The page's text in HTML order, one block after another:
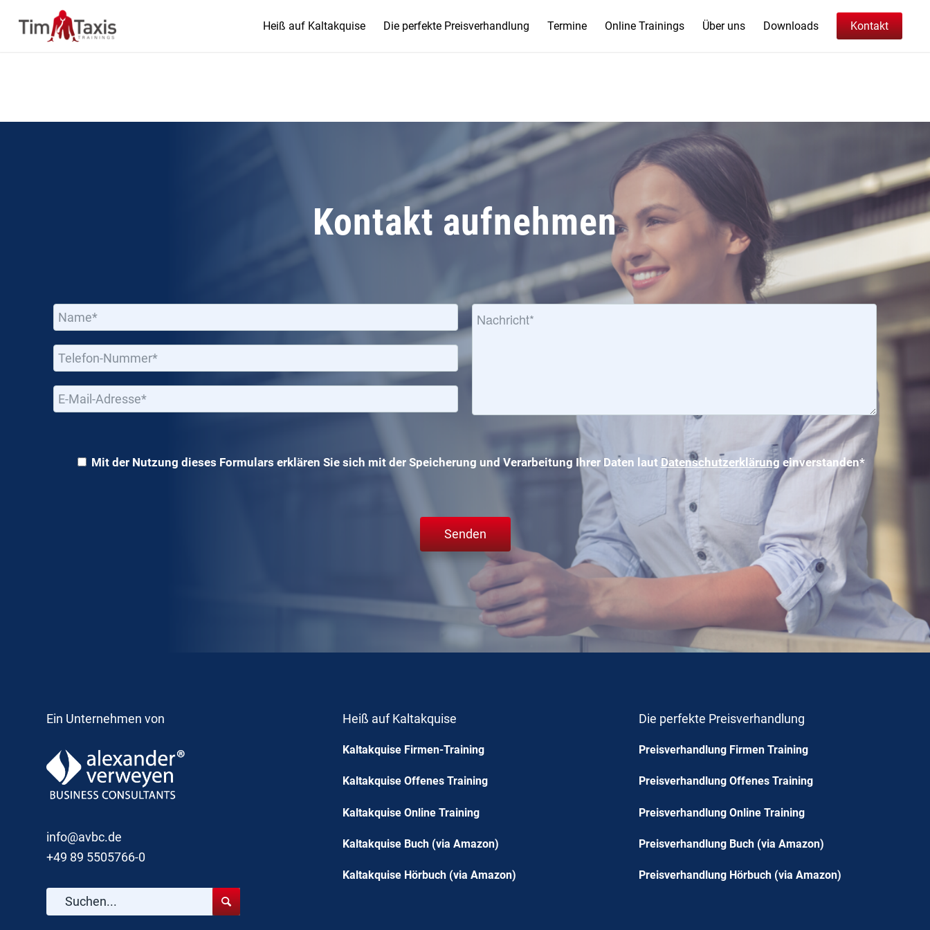
Heiß auf Kaltakquise Die perfekte Preisverhandlung Termine Online Trainings Über uns Downloads Kontakt
Kontakt aufnehmen
Bitte lassen Sie dieses Feld leer.
Mit der Nutzung dieses Formulars erklären Sie sich mit der Speicherung und Verarbeitung Ihrer Daten laut Datenschutzerklärung einverstanden*
Ein Unternehmen von
info@avbc.de
+49 89 5505766-0
Heiß auf Kaltakquise
Kaltakquise Firmen-Training
Kaltakquise Offenes Training
Kaltakquise Online Training
Kaltakquise Buch (via Amazon)
Kaltakquise Hörbuch (via Amazon)
Die perfekte Preisverhandlung
Preisverhandlung Firmen Training
Preisverhandlung Offenes Training
Preisverhandlung Online Training
Preisverhandlung Buch (via Amazon)
Preisverhandlung Hörbuch (via Amazon)